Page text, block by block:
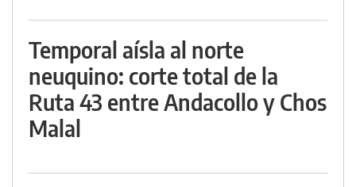
Temporal aísla al norte
neuquino: corte total de la
Ruta 43 entre Andacollo y Chos
Malal